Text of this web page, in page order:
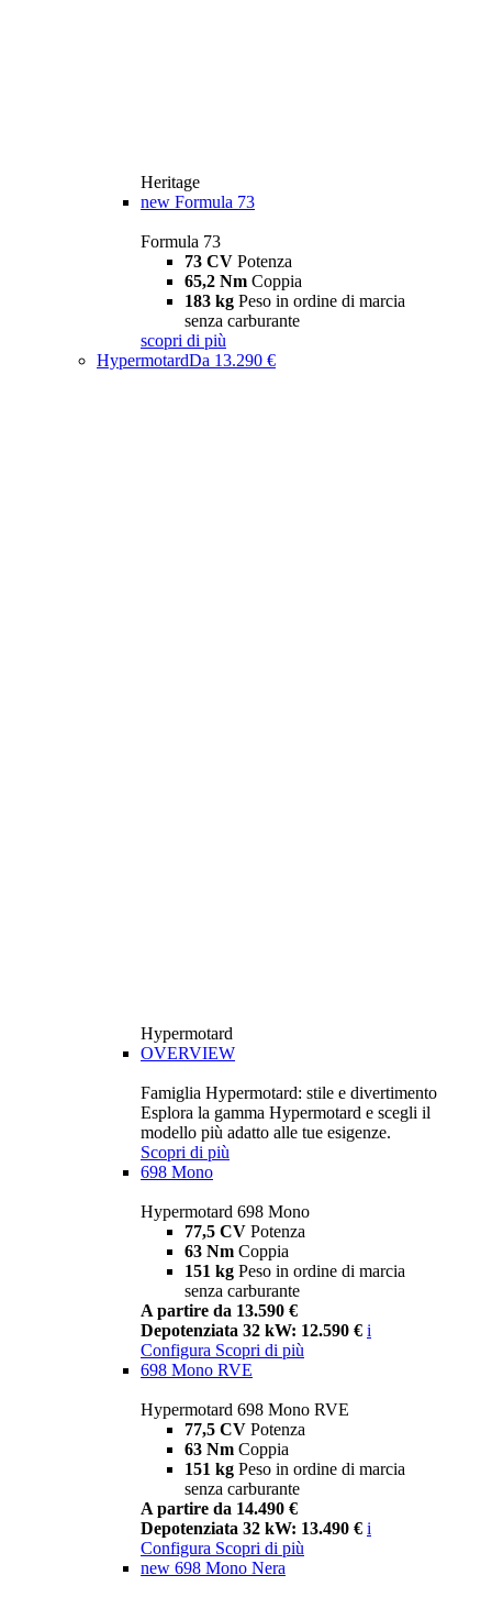
Heritage
new Formula 73
Formula 73
73 CV Potenza
65,2 Nm Coppia
183 kg Peso in ordine di marcia
senza carburante
scopri di più
HypermotardDa 13.290 €
Hypermotard
OVERVIEW
Famiglia Hypermotard: stile e divertimento
Esplora la gamma Hypermotard e scegli il
modello più adatto alle tue esigenze.
Scopri di più
698 Mono
Hypermotard 698 Mono
77,5 CV Potenza
63 Nm Coppia
151 kg Peso in ordine di marcia
senza carburante
A partire da 13.590 €
Depotenziata 32 kW: 12.590 € i
Configura Scopri di più
698 Mono RVE
Hypermotard 698 Mono RVE
77,5 CV Potenza
63 Nm Coppia
151 kg Peso in ordine di marcia
senza carburante
A partire da 14.490 €
Depotenziata 32 kW: 13.490 € i
Configura Scopri di più
new 698 Mono Nera